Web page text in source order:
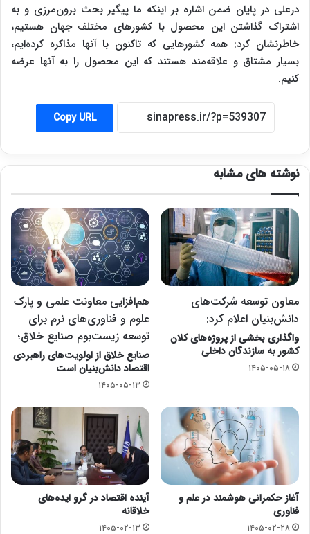
درعلی در پایان ضمن اشاره بر اینکه ما پیگیر بحث برون‌مرزی و به
اشتراک گذاشتن این محصول با کشورهای مختلف جهان هستیم،
خاطرنشان کرد: همه کشورهایی که تاکنون با آنها مذاکره کرده‌ایم،
بسیار مشتاق و علاقه‌مند هستند که این محصول را به آنها عرضه
کنیم.
Copy URL
نوشته های مشابه
معاون توسعه شرکت‌های
دانش‌بنیان اعلام کرد:
واگذاری بخشی از پروژه‌های کلان
کشور به سازندگان داخلی
۱۴۰۵-۰۵-۱۸
هم‌افزایی معاونت علمی و پارک
علوم و فناوری‌های نرم برای
توسعه زیست‌بوم صنایع خلاق؛
صنایع خلاق از اولویت‌های راهبردی
اقتصاد دانش‌بنیان است
۱۴۰۵-۰۵-۱۳
آغاز حکمرانی هوشمند در علم و
فناوری
۱۴۰۵-۰۲-۲۸
آینده اقتصاد در گرو ایده‌های
خلاقانه
۱۴۰۵-۰۲-۱۳